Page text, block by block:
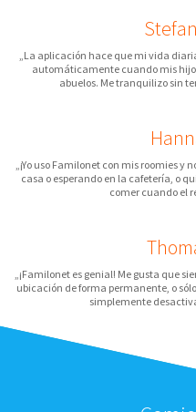
„La aplicación hace que mi vida
automáticamente cuando mis
abuelos. Me tranquilizo sin
„¡Yo uso Familonet con mis roomies y
casa o esperando en la cafetería, o
comer cuando el
„¡Familonet es genial! Me gusta que
ubicación de forma permanente, o
simplemente